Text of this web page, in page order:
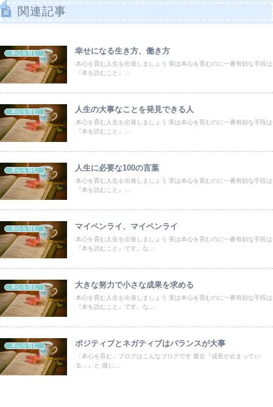
関連記事
本心を育む 幸せになる生き方、働き方
本心を育む人生を出発しましょう 実は本心を育むのに一番有効な手段は
『本を読むこと』...
本心を育む 人生の大事なことを発見できる人
本心を育む人生を出発しましょう 実は本心を育むのに一番有効な手段は
『本を読むこと』...
本心を育む 人生に必要な100の言葉
本心を育む人生を出発しましょう 実は本心を育むのに一番有効な手段は
『本を読むこと』...
本心を育む マイペンライ、マイペンライ
本心を育む人生を出発しましょう 実は本心を育むのに一番有効な手段は
『本を読むこと』です。な...
本心を育む 大きな努力で小さな成果を求める
本心を育む人生を出発しましょう 実は本心を育むのに一番有効な手段は
『本を読むこと』です。な...
本心を育む ポジティブとネガティブはバランスが大事
「本心を育む」ブログはこんなブログです 最近『成長が止まってい
る…』と 感じ...